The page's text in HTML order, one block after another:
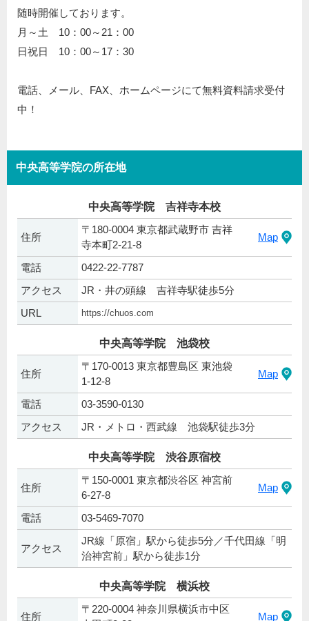
随時開催しております。
月～土 10：00～21：00
日祝日 10：00～17：30
電話、メール、FAX、ホームページにて無料資料請求受付
中！
中央高等学院の所在地
中央高等学院 吉祥寺本校
住所
〒180-0004 東京都武蔵野市 吉祥
寺本町2-21-8
Map
電話
0422-22-7787
アクセス
JR・井の頭線 吉祥寺駅徒歩5分
URL
https://chuos.com
中央高等学院 池袋校
住所
〒170-0013 東京都豊島区 東池袋
1-12-8
Map
電話
03-3590-0130
アクセス
JR・メトロ・西武線 池袋駅徒歩3分
中央高等学院 渋谷原宿校
住所
〒150-0001 東京都渋谷区 神宮前
6-27-8
Map
電話 03-5469-7070
アクセス
JR線「原宿」駅から徒歩5分／千代田線「明
治神宮前」駅から徒歩1分
中央高等学院 横浜校
住所
〒220-0004 神奈川県横浜市中区
Map